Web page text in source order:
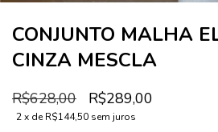
CONJUNTO MALHA
CINZA MESCLA
R$628,00 R$289,00
2x deR$144,50 sem juros